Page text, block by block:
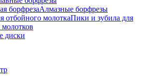
Алмазные борфрезы
Пики и зубила для
диски